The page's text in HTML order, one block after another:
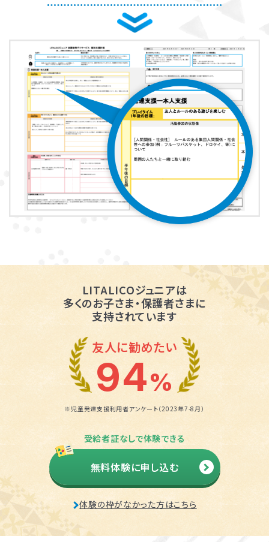
LITALICOジュニアは
多くのお子さま・保護者さまに
支持されています
友人に勧めたい
94%
※児童発達支援利用者アンケート（2023年7-8月）
受給者証なしで体験できる
無料体験に申し込む
体験の枠がなかった方はこちら